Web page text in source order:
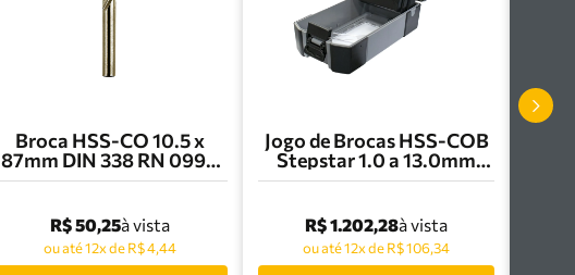
Broca HSS-CO 10.5 x
87mm DIN 338 RN 0990
Heller - 21343 1
R$ 50,25à vista
ou até 12x de R$ 4,44
Jogo de Brocas HSS-COB
Stepstar 1.0 a 13.0mm
com 25 Peças Heller -
R$ 1.202,28à vista
ou até 12x de R$ 106,34